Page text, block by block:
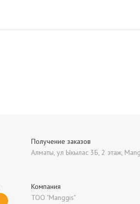
Получение заказов
Алматы, ул Ыкылас 3Б, 2 этаж,
Компания
ТОО "Manggis"